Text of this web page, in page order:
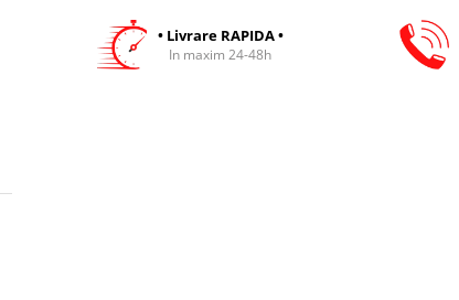
• Livrare RAPIDA •
In maxim 24-48h